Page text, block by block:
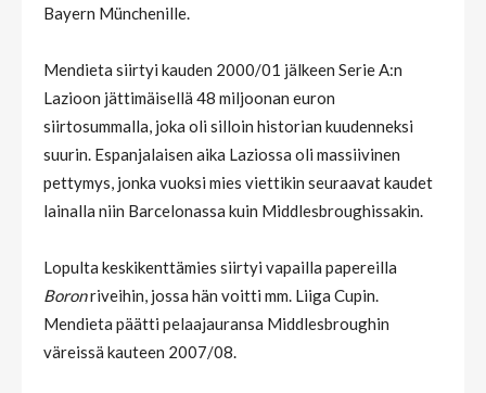
Bayern Münchenille.
Mendieta siirtyi kauden 2000/01 jälkeen Serie A:n
Lazioon jättimäisellä 48 miljoonan euron
siirtosummalla, joka oli silloin historian kuudenneksi
suurin. Espanjalaisen aika Laziossa oli massiivinen
pettymys, jonka vuoksi mies viettikin seuraavat kaudet
lainalla niin Barcelonassa kuin Middlesbroughissakin.
Lopulta keskikenttämies siirtyi vapailla papereilla
Boronriveihin, jossa hän voitti mm. Liiga Cupin.
Mendieta päätti pelaajauransa Middlesbroughin
väreissä kauteen 2007/08.